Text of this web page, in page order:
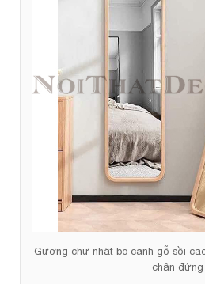
Gương chữ nhật bo cạnh gỗ sồi
chân đứng